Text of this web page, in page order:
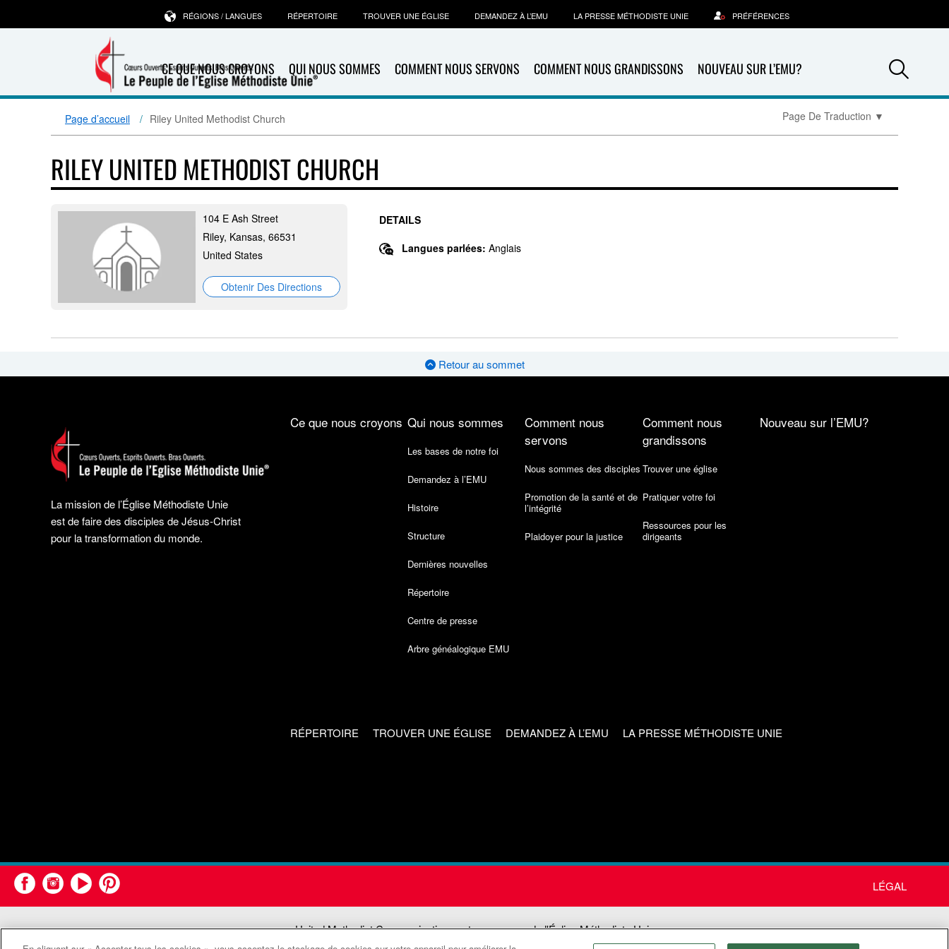
CE QUE NOUS CROYONS QUI NOUS SOMMES COMMENT NOUS SERVONS COMMENT NOUS GRANDISSONS NOUVEAU SUR L’EMU?
RÉGIONS / LANGUES RÉPERTOIRE TROUVER UNE ÉGLISE DEMANDEZ À L’EMU LA PRESSE MÉTHODISTE UNIE PRÉFÉRENCES
Page d’accueil Riley United Methodist Church Page De Traduction ▼
RILEY UNITED METHODIST CHURCH
104 E Ash Street
Riley, Kansas, 66531
United States
Obtenir Des Directions
DETAILS
Langues parlées: Anglais
Retour au sommet
La mission de l’Église Méthodiste Unie
est de faire des disciples de Jésus-Christ
pour la transformation du monde.
Ce que nous croyons Qui nous sommes
Les bases de notre foi
Demandez à l’EMU
Histoire
Structure
Dernières nouvelles
Répertoire
Centre de presse
Arbre généalogique EMU
Comment nous
servons
Nous sommes des disciples
Promotion de la santé et de
l’intégrité
Plaidoyer pour la justice
Comment nous
grandissons
Trouver une église
Pratiquer votre foi
Ressources pour les
dirigeants
Nouveau sur l’EMU?
RÉPERTOIRE TROUVER UNE ÉGLISE DEMANDEZ À L’EMU LA PRESSE MÉTHODISTE UNIE
LÉGAL
United Methodist Communications est une agence de l'Église Méthodiste Unie